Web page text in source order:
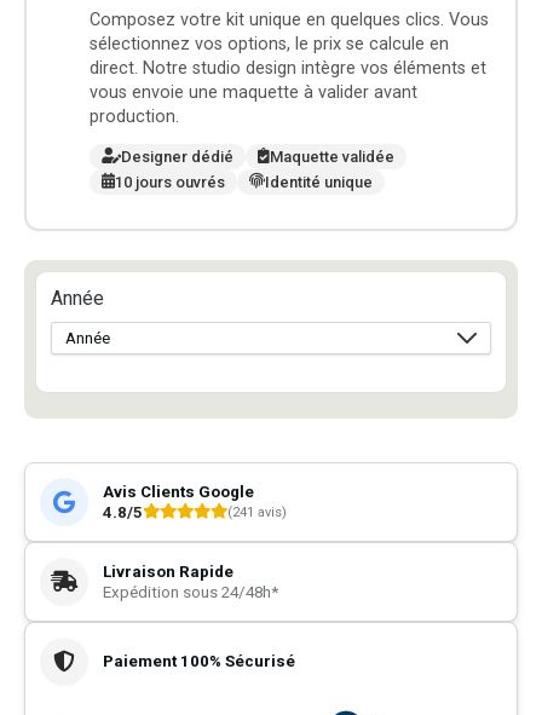
Composez votre kit unique en quelques clics. Vous
sélectionnez vos options, le prix se calcule en
direct. Notre studio design intègre vos éléments et
vous envoie une maquette à valider avant
production.
Designer dédié
Maquette validée
10 jours ouvrés
Identité unique
Année
Avis Clients Google
4.8/5
(241 avis)
Livraison Rapide
Expédition sous 24/48h*
Paiement 100% Sécurisé